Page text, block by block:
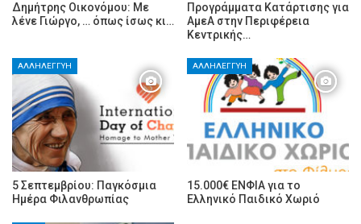
Δημήτρης Οικονόμου: Με
λένε Γιώργο, … όπως ίσως κι…
Προγράμματα Κατάρτισης για
ΑμεΑ στην Περιφέρεια
Κεντρικής…
ΑΛΛΗΛΕΓΓΎΗ
5 Σεπτεμβρίου: Παγκόσμια
Ημέρα Φιλανθρωπίας
ΑΛΛΗΛΕΓΓΎΗ
15.000€ ΕΝΦΙΑ για το
Ελληνικό Παιδικό Χωριό